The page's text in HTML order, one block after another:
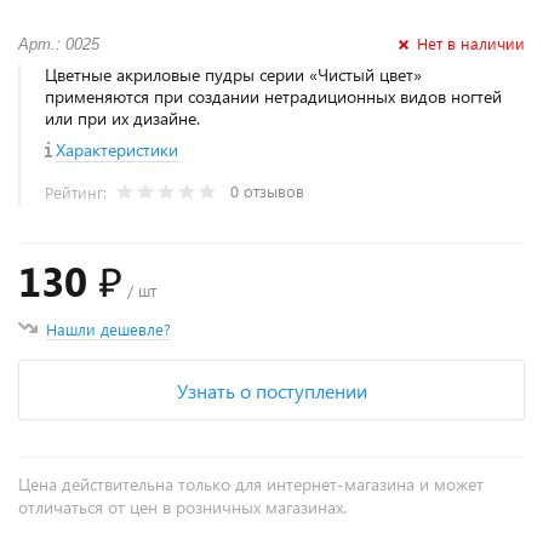
Арт.: 0025 Нет в наличии
Цветные акриловые пудры серии «Чистый цвет»
применяются при создании нетрадиционных видов ногтей
или при их дизайне.
Характеристики
Рейтинг: 0 отзывов
130 ₽ / шт
Нашли дешевле?
Узнать о поступлении
Цена действительна только для интернет-магазина и может
отличаться от цен в розничных магазинах.